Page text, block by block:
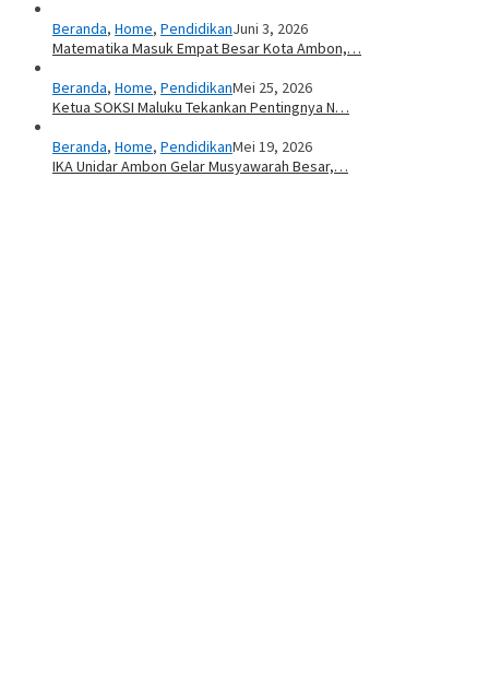
Beranda, Home, PendidikanJuni 3, 2026
Matematika Masuk Empat Besar Kota Ambon,…
Beranda, Home, PendidikanMei 25, 2026
Ketua SOKSI Maluku Tekankan Pentingnya N…
Beranda, Home, PendidikanMei 19, 2026
IKA Unidar Ambon Gelar Musyawarah Besar,…